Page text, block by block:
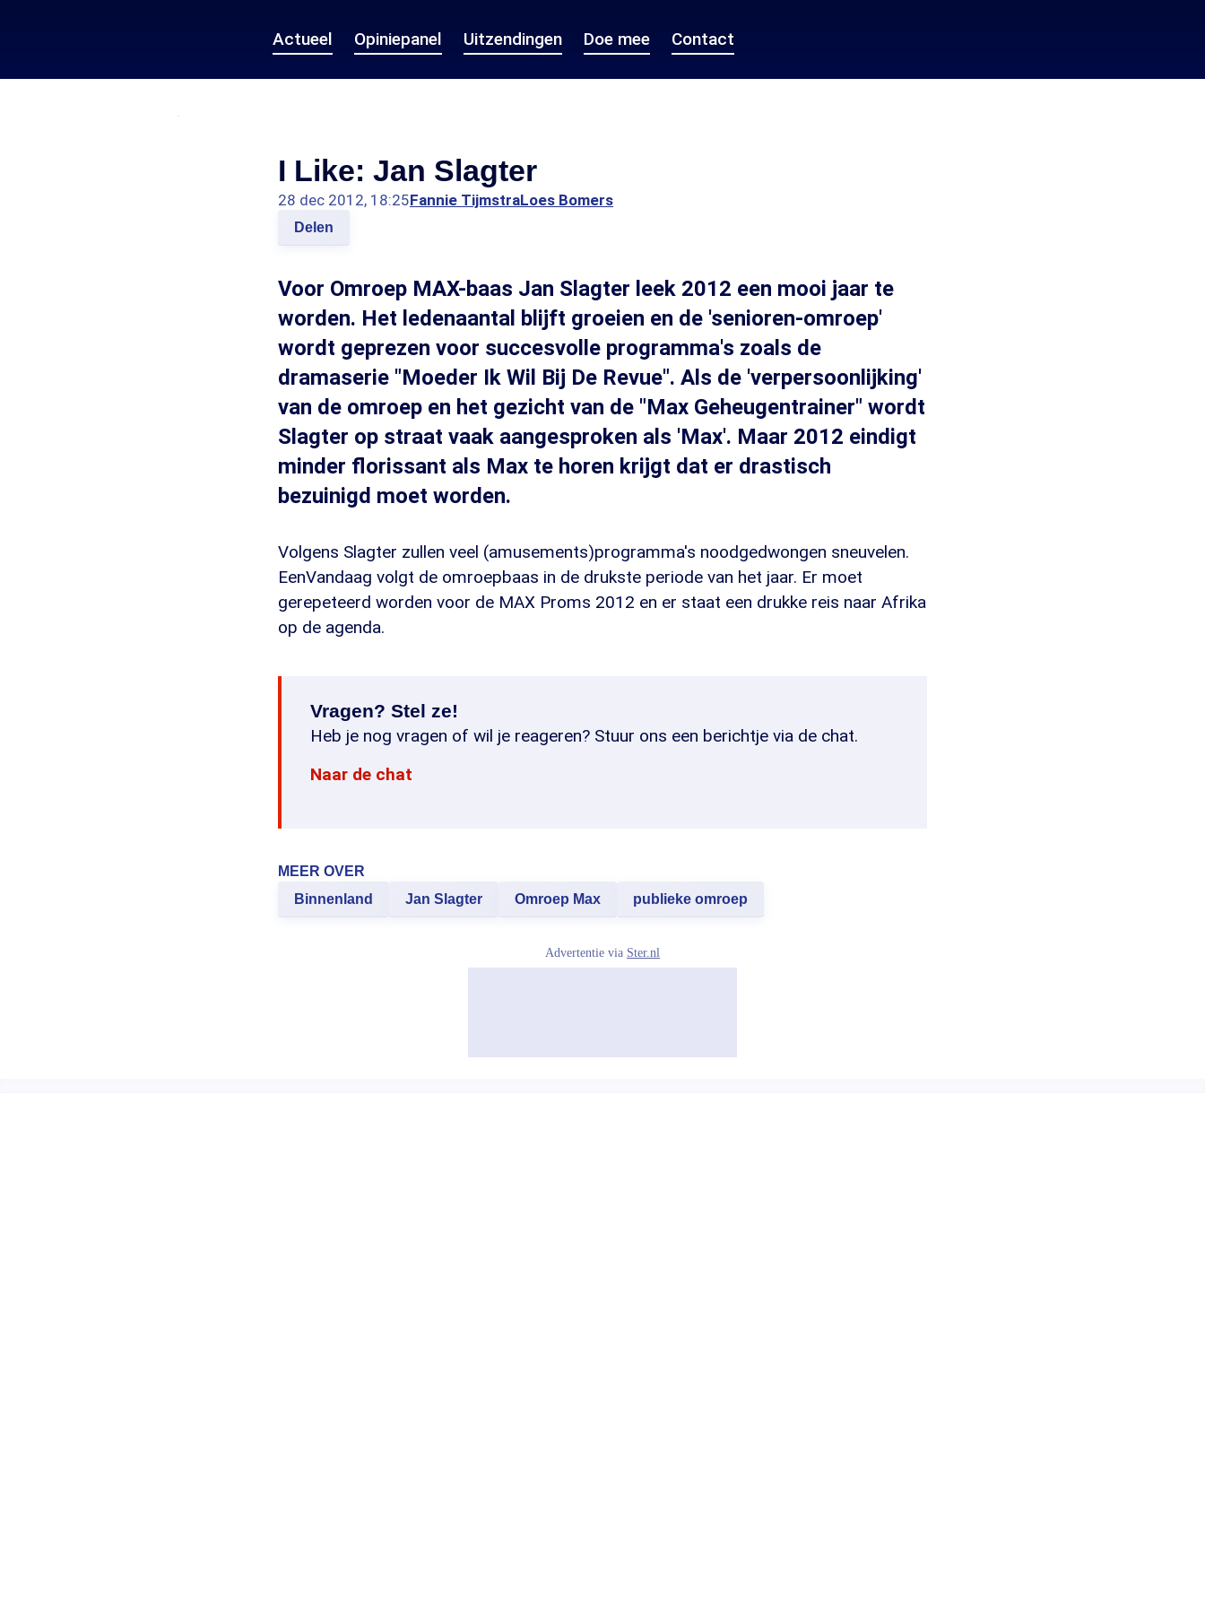
Actueel Opiniepanel Uitzendingen Doe mee Contact
I Like: Jan Slagter
28 dec 2012, 18:25Fannie TijmstraLoes Bomers
Delen
Voor Omroep MAX-baas Jan Slagter leek 2012 een mooi jaar te
worden. Het ledenaantal blijft groeien en de 'senioren-omroep'
wordt geprezen voor succesvolle programma's zoals de
dramaserie "Moeder Ik Wil Bij De Revue". Als de 'verpersoonlijking'
van de omroep en het gezicht van de "Max Geheugentrainer" wordt
Slagter op straat vaak aangesproken als 'Max'. Maar 2012 eindigt
minder florissant als Max te horen krijgt dat er drastisch
bezuinigd moet worden.
Volgens Slagter zullen veel (amusements)programma's noodgedwongen sneuvelen.
EenVandaag volgt de omroepbaas in de drukste periode van het jaar. Er moet
gerepeteerd worden voor de MAX Proms 2012 en er staat een drukke reis naar Afrika
op de agenda.
Vragen? Stel ze!
Heb je nog vragen of wil je reageren? Stuur ons een berichtje via de chat.
Naar de chat
MEER OVER
Binnenland
Jan Slagter Omroep Max publieke omroep
Advertentie via Ster.nl